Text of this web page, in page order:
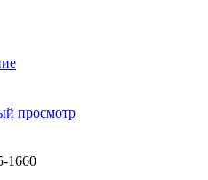
просмотр
1660